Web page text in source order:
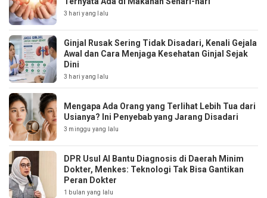
3 hari yang lalu
Ginjal Rusak Sering Tidak Disadari, Kenali Gejala
Awal dan Cara Menjaga Kesehatan Ginjal Sejak
Dini
3 hari yang lalu
Mengapa Ada Orang yang Terlihat Lebih Tua dari
Usianya? Ini Penyebab yang Jarang Disadari
3 minggu yang lalu
DPR Usul AI Bantu Diagnosis di Daerah Minim
Dokter, Menkes: Teknologi Tak Bisa Gantikan
Peran Dokter
1 bulan yang lalu